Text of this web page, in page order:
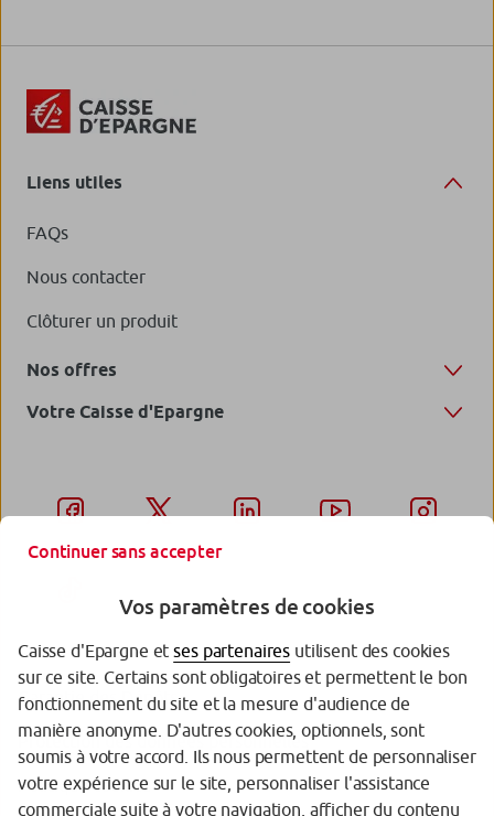
Liens utiles
FAQs
Nous contacter
Clôturer un produit
Nos offres
Votre Caisse d'Epargne
Garantie des Dépôts
Protection des données personnelles
Politique cookies
Continuer sans accepter
Vos paramètres de cookies
Caisse d'Epargne etses partenaires utilisent des cookies
sur ce site. Certains sont obligatoires et permettent le bon
fonctionnement du site et la mesure d'audience de
manière anonyme. D'autres cookies, optionnels, sont
soumis à votre accord. Ils nous permettent de personnaliser
votre expérience sur le site, personnaliser l'assistance
commerciale suite à votre navigation, afficher du contenu